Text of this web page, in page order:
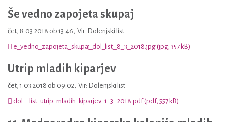
Še vedno zapojeta skupaj
čet, 8.03.2018 ob 13:46, Vir: Dolenjski list
e_vedno_zapojeta_skupaj_dol_list_8_3_2018.jpg (jpg; 357 kB)
Utrip mladih kiparjev
čet, 1.03.2018 ob 09:02, Vir: Dolenjski list
dol__list_utrip_mladih_kiparjev_1_3_2018.pdf (pdf; 557 kB)